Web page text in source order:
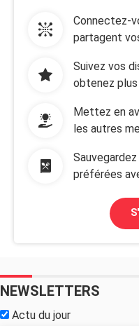
Connectez-
partagent
Suivez vos
obtenez
Mettez en
les autres
préférées
NEWSLETTERS
Actu du jour